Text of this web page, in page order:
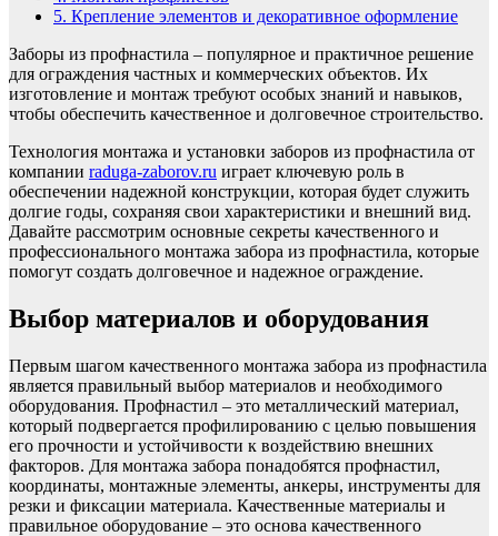
5. Крепление элементов и декоративное оформление
Заборы из профнастила – популярное и практичное решение
для ограждения частных и коммерческих объектов. Их
изготовление и монтаж требуют особых знаний и навыков,
чтобы обеспечить качественное и долговечное строительство.
Технология монтажа и установки заборов из профнастила от
компании raduga-zaborov.ru играет ключевую роль в
обеспечении надежной конструкции, которая будет служить
долгие годы, сохраняя свои характеристики и внешний вид.
Давайте рассмотрим основные секреты качественного и
профессионального монтажа забора из профнастила, которые
помогут создать долговечное и надежное ограждение.
Выбор материалов и оборудования
Первым шагом качественного монтажа забора из профнастила
является правильный выбор материалов и необходимого
оборудования. Профнастил – это металлический материал,
который подвергается профилированию с целью повышения
его прочности и устойчивости к воздействию внешних
факторов. Для монтажа забора понадобятся профнастил,
координаты, монтажные элементы, анкеры, инструменты для
резки и фиксации материала. Качественные материалы и
правильное оборудование – это основа качественного